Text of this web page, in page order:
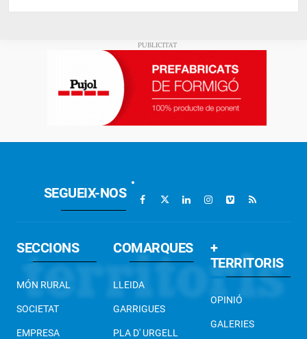
SEGUEIX-NOS
SECCIONS
MÓN RURAL
SOCIETAT
EMPRESA
COMARQUES
LLEIDA
GARRIGUES
PLA D' URGELL
+
TERRITORIS
OPINIÓ
GALERIES